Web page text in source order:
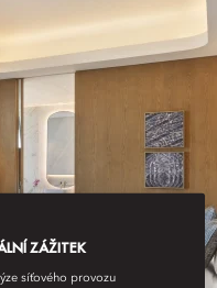
ZÁŽITEK
síťového provozu